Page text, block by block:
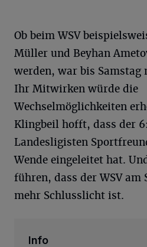
Ob beim WSV
Müller und Beyhan
werden, war bis Samstag
Ihr Mitwirken würde die
Wechselmöglichkeiten
Klingbeil hofft, dass der
Landesligisten
Wende eingeleitet hat.
führen, dass der WSV am
mehr Schlusslicht ist.
Info